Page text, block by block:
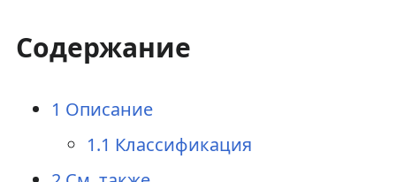
и
Содержание
1 Описание
1.1 Классификация